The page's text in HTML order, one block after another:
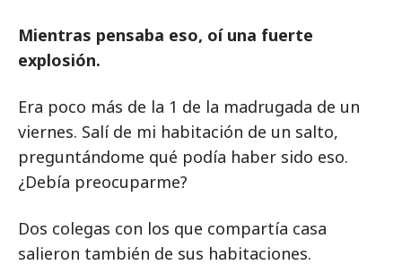
Mientras pensaba eso, oí una fuerte
explosión.
Era poco más de la 1 de la madrugada de un
viernes. Salí de mi habitación de un salto,
preguntándome qué podía haber sido eso.
¿Debía preocuparme?
Dos colegas con los que compartía casa
salieron también de sus habitaciones.